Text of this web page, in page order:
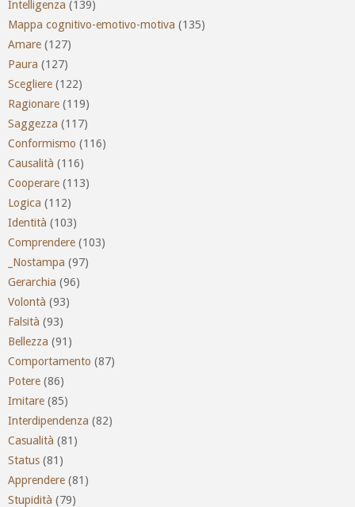
Intelligenza (139)
Mappa cognitivo-emotivo-motiva (135)
Amare (127)
Paura (127)
Scegliere (122)
Ragionare (119)
Saggezza (117)
Conformismo (116)
Causalità (116)
Cooperare (113)
Logica (112)
Identità (103)
Comprendere (103)
_Nostampa (97)
Gerarchia (96)
Volontà (93)
Falsità (93)
Bellezza (91)
Comportamento (87)
Potere (86)
Imitare (85)
Interdipendenza (82)
Casualità (81)
Status (81)
Apprendere (81)
Stupidità (79)